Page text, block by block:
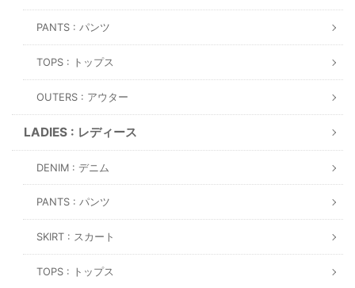
PANTS : パンツ
TOPS : トップス
OUTERS : アウター
LADIES : レディース
DENIM : デニム
PANTS : パンツ
SKIRT : スカート
TOPS : トップス